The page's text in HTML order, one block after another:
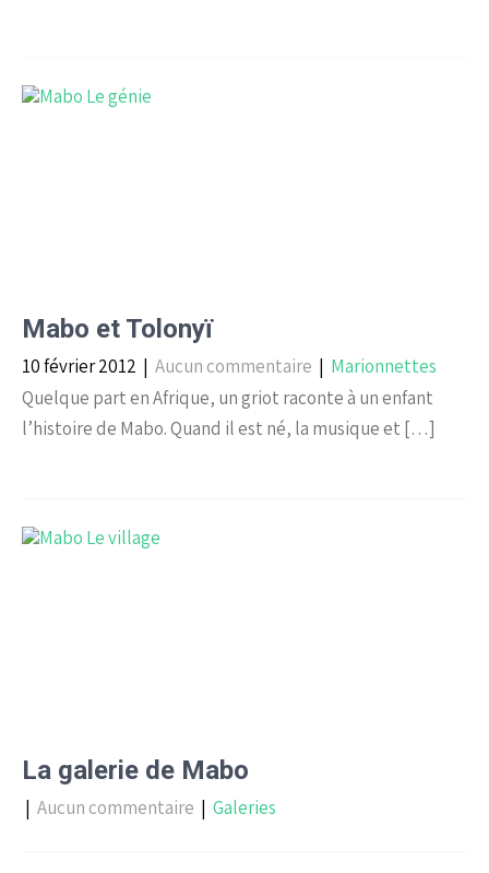
Mabo et Tolonyï
10 février 2012 | Aucun commentaire | Marionnettes
Quelque part en Afrique, un griot raconte à un enfant
l’histoire de Mabo. Quand il est né, la musique et […]
La galerie de Mabo
| Aucun commentaire | Galeries